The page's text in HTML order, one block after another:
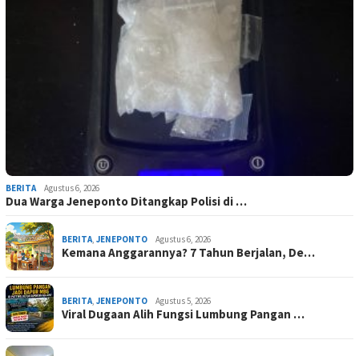
BERITA Agustus 6, 2026
Dua Warga Jeneponto Ditangkap Polisi di …
BERITA, JENEPONTO Agustus 6, 2026
Kemana Anggarannya? 7 Tahun Berjalan, De…
BERITA, JENEPONTO Agustus 5, 2026
Viral Dugaan Alih Fungsi Lumbung Pangan …